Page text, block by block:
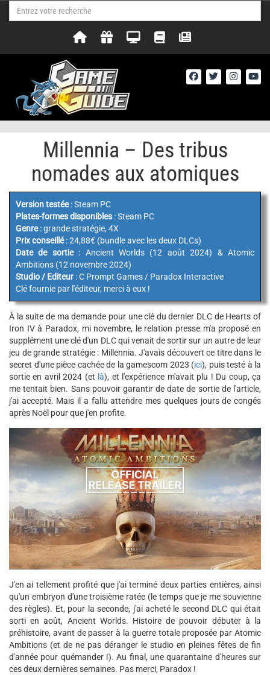
Millennia – Des tribus
nomades aux atomiques
Version testée: Steam PC
Plates-formes disponibles : Steam PC
Genre: grande stratégie, 4X
Prix conseillé: 24,88€ (bundle avec les deux DLCs)
Date de sortie: Ancient Worlds (12 août 2024) & Atomic
Ambitions (12 novembre 2024)
Studio / Editeur : C Prompt Games / Paradox Interactive
Clé fournie par l'éditeur, merci à eux !
À la suite de ma demande pour une clé du dernier DLC de Hearts of
Iron IV à Paradox, mi novembre, le relation presse m'a proposé en
supplément une clé d'un DLC qui venait de sortir sur un autre de leur
jeu de grande stratégie : Millennia. J'avais découvert ce titre dans le
secret d'une pièce cachée de la gamescom 2023 (ici), puis testé à la
sortie en avril 2024 (et là), et l'expérience m'avait plu ! Du coup, ça
me tentait bien. Sans pouvoir garantir de date de sortie de l'article,
j'ai accepté. Mais il a fallu attendre mes quelques jours de congés
après Noël pour que j'en profite.
J'en ai tellement profité que j'ai terminé deux parties entières, ainsi
qu'un embryon d'une troisième ratée (le temps que je me souvienne
des règles). Et, pour la seconde, j'ai acheté le second DLC qui était
sorti en août, Ancient Worlds. Histoire de pouvoir débuter à la
préhistoire, avant de passer à la guerre totale proposée par Atomic
Ambitions (et de ne pas déranger le studio en pleines fêtes de fin
d'année pour quémander !). Au final, une quarantaine d'heures sur
ces deux dernières semaines. Pas merci, Paradox !